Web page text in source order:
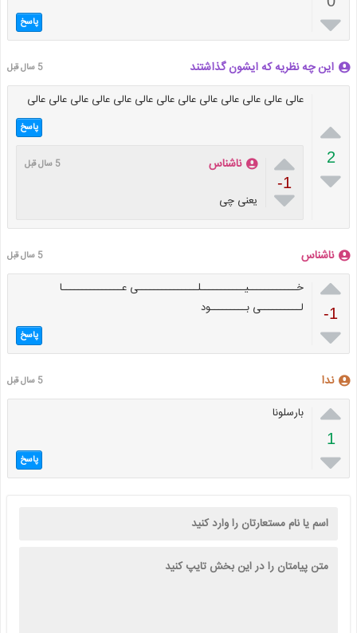
 پاسخ
این چه نظریه که ایشون گذاشتند 5 سال قبل

2

عالی عالی عالی عالی عالی عالی عالی عالی عالی عالی عالی عالی عالی
پاسخ

-1

ناشناس 5 سال قبل
یعنی چی
ناشناس 5 سال قبل

-1

خــــــــــــیـــــــــــلـــــــــــــــی عـــــــــــــــا
لــــــــــی بـــــــــود
پاسخ
ندا 5 سال قبل

1

بارسلونا
پاسخ